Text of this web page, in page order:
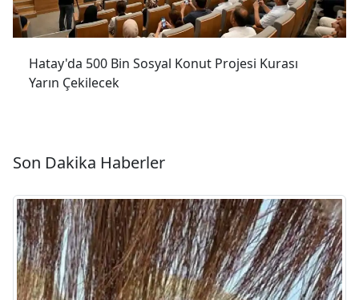
Hatay'da 500 Bin Sosyal Konut Projesi Kurası
Yarın Çekilecek
Son Dakika Haberler